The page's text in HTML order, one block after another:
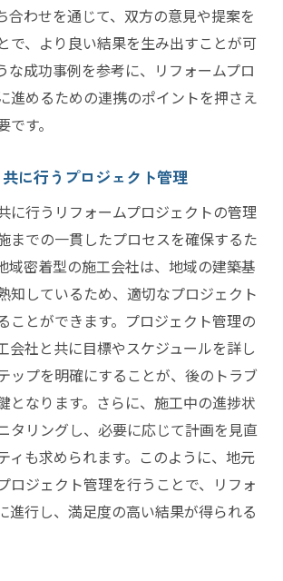
合わせを通じて、双方の意見や提案を
で、より良い結果を生み出すことが可
な成功事例を参考に、リフォームプロ
進めるための連携のポイントを押さえ
す。
に行うプロジェクト管理
に行うリフォームプロジェクトの管理
までの一貫したプロセスを確保するた
域密着型の施工会社は、地域の建築基
知しているため、適切なプロジェクト
ことができます。プロジェクト管理の
会社と共に目標やスケジュールを詳し
ップを明確にすることが、後のトラブ
となります。さらに、施工中の進捗状
タリングし、必要に応じて計画を見直
ィも求められます。このように、地元
ロジェクト管理を行うことで、リフォ
進行し、満足度の高い結果が得られる